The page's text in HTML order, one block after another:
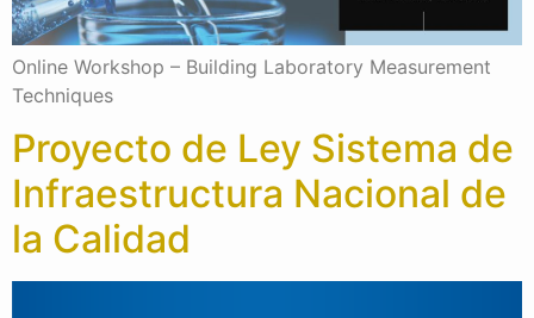
Online Workshop – Building Laboratory Measurement
Techniques
Proyecto de Ley Sistema de
Infraestructura Nacional de
la Calidad